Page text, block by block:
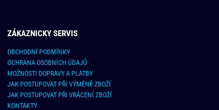
ZÁKAZNICKY SERVIS
OBCHODNÍ PODMÍNKY
OCHRANA OSOBNÍCH ÚDAJŮ
MOŽNOSTI DOPRAVY A PLATBY
JAK POSTUPOVAT PŘI VÝMĚNĚ ZBOŽÍ
JAK POSTUPOVAT PŘI VRÁCENÍ ZBOŽÍ
KONTAKTY